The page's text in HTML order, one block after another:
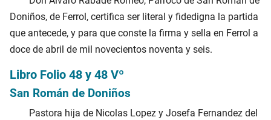
Doniños, de Ferrol, certifica ser literal y fidedigna la partida
que antecede, y para que conste la firma y sella en Ferrol a
doce de abril de mil novecientos noventa y seis.
Libro Folio 48 y 48 Vº
San Román de Doniños
Pastora hija de Nicolas Lopez y Josefa Fernandez del